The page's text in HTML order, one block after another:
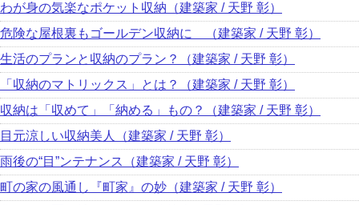
わが身の気楽なポケット収納（建築家 / 天野 彰）
危険な屋根裏もゴールデン収納に （建築家 / 天野 彰）
生活のプランと収納のプラン？（建築家 / 天野 彰）
「収納のマトリックス」とは？（建築家 / 天野 彰）
収納は「収めて」「納める」もの？（建築家 / 天野 彰）
目元涼しい収納美人（建築家 / 天野 彰）
雨後の“目”ンテナンス（建築家 / 天野 彰）
町の家の風通し『町家』の妙（建築家 / 天野 彰）